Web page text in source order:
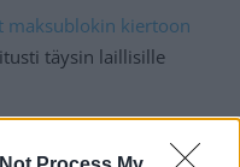
maksublokin kiertoon
täysin laillisille
ennakkosuosikkina.